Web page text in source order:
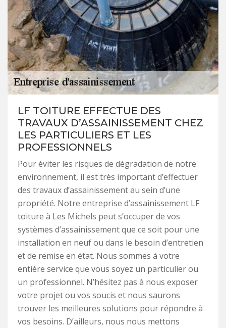
LF TOITURE EFFECTUE DES
TRAVAUX D’ASSAINISSEMENT CHEZ
LES PARTICULIERS ET LES
PROFESSIONNELS
Pour éviter les risques de dégradation de notre
environnement, il est très important d’effectuer
des travaux d’assainissement au sein d’une
propriété. Notre entreprise d’assainissement LF
toiture à Les Michels peut s’occuper de vos
systèmes d’assainissement que ce soit pour une
installation en neuf ou dans le besoin d’entretien
et de remise en état. Nous sommes à votre
entière service que vous soyez un particulier ou
un professionnel. N’hésitez pas à nous exposer
votre projet ou vos soucis et nous saurons
trouver les meilleures solutions pour répondre à
vos besoins. D’ailleurs, nous nous mettons